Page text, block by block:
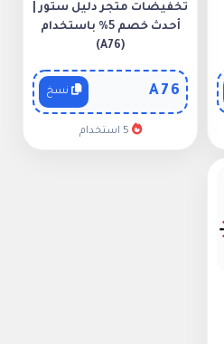
تخفيضات متجر دليل ستور |
أحدث خصم 5% باستخدام
(A76)
A76